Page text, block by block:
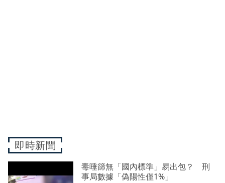
即時新聞
毒唾篩無「國內標準」易出包？ 刑
事局數據「偽陽性僅1%」